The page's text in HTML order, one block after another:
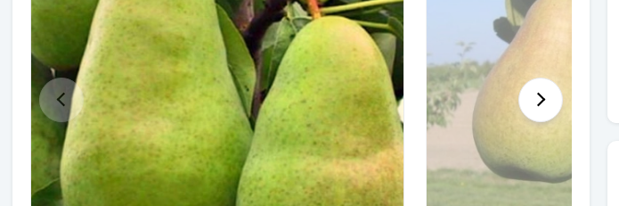
Травы
Овощи (на посадку)
Штамбовые ягодные кусты